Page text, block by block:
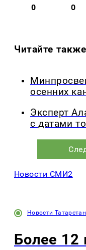
0 0
Читайте
осенних
Эксперт
с датами
Новости СМИ2
Новости
Более 12